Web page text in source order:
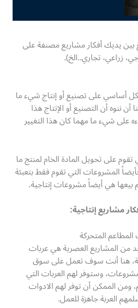
يديك أفكار مشاريع مصنفة على
زراعي، تجاري..الخ).
أساسي على تصنيع أو إنتاج شيء ما
أن ننوه أن التصنيع أو الإنتاج هذا
على شيء ما مهما كان هذا التغيير
على تحويل المادة الخام لمنتج ما
المشروعات التي تقوم فقط بتعبئة
بيعها هي أيضاً مشروعات إنتاجية.
مشاريع إنتاجية:
المتحركة
من المشاريع العصرية هي عربات
هنا أنت سوف تعمل على سوق
وستوفر لهم العربات التي
ومن الممكن أن توفر لهم الادوات
العربة جاهزة للعمل.